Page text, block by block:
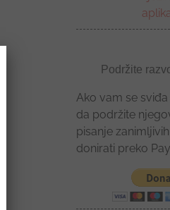
Podržite
Ako vam se
da podržite
pisanje
donirati preko